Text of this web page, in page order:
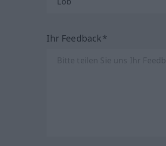
Ihr Feedback*